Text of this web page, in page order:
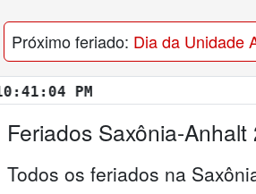
Próximo feriado: Dia da Unidade
PM
Feriados Saxônia-Anhalt
Todos os feriados na